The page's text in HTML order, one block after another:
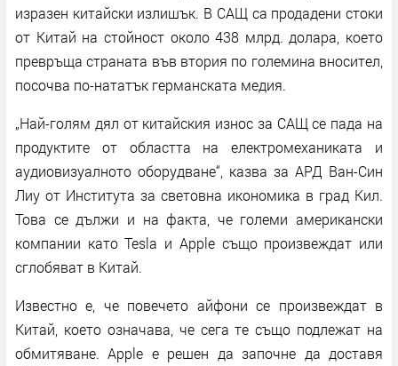
изразен китайски излишък. В САЩ са продадени стоки
от Китай на стойност около 438 млрд. долара, което
превръща страната във втория по големина вносител,
посочва по-нататък германската медия.
„Най-голям дял от китайския износ за САЩ се пада на
продуктите от областта на електромеханиката и
аудиовизуалното оборудване“, казва за АРД Ван-Син
Лиу от Института за световна икономика в град Кил.
Това се дължи и на факта, че големи американски
компании като Tesla и Apple също произвеждат или
сглобяват в Китай.
Известно е, че повечето айфони се произвеждат в
Китай, което означава, че сега те също подлежат на
обмитяване. Apple е решен да започне да доставя